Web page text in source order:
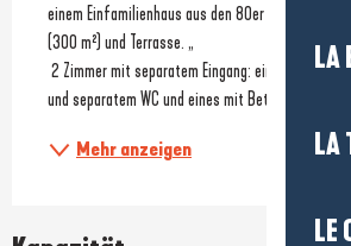
LA
LA
LE
einem Einfamilienhaus aus den 80er Jahren mit
(300 m²) und Terrasse. „
und separatem WC und eines mit Bett von 160 x
Mehr anzeigen